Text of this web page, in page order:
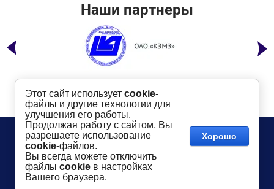
Наши партнеры
Телефон:8 (49232) 6-96-00
Адрес: г. Ковров, ул. Маяковского, 19
Показать на карте
©2016- 2026КГТУ им. В.А. Дегтярева
Использование материалов сайта разрешается
Сайт создан в:
megagroup.ru
Этот сайт использует cookie-
файлы и другие технологии для
улучшения его работы.
Продолжая работу с сайтом, Вы
разрешаете использование
cookie-файлов.
Вы всегда можете отключить
файлы cookie в настройках
Вашего браузера.
Хорошо